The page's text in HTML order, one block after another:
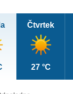
Čtvrtek
27 °C